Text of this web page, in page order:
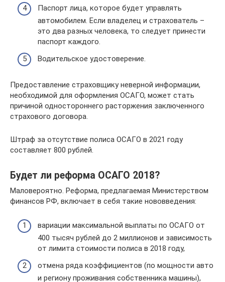
Паспорт лица, которое будет управлять
автомобилем. Если владелец и страхователь –
это два разных человека, то следует принести
паспорт каждого.
Водительское удостоверение.
Предоставление страховщику неверной информации,
необходимой для оформления ОСАГО, может стать
причиной одностороннего расторжения заключенного
страхового договора.
Штраф за отсутствие полиса ОСАГО в 2021 году
составляет 800 рублей.
Будет ли реформа ОСАГО 2018?
Маловероятно. Реформа, предлагаемая Министерством
финансов РФ, включает в себя такие нововведения:
вариации максимальной выплаты по ОСАГО от
400 тысяч рублей до 2 миллионов и зависимость
от лимита стоимости полиса в 2018 году,
отмена ряда коэффициентов (по мощности авто
и региону проживания собственника машины),